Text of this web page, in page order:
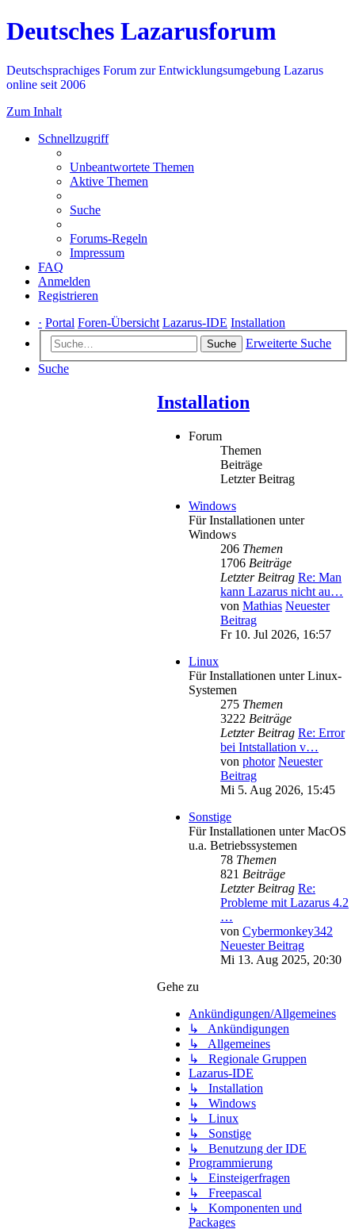
Deutsches Lazarusforum
Deutschsprachiges Forum zur Entwicklungsumgebung Lazarus
online seit 2006
Zum Inhalt
Schnellzugriff
Unbeantwortete Themen
Aktive Themen
Suche
Forums-Regeln
Impressum
FAQ
Anmelden
Registrieren
· Portal Foren-Übersicht Lazarus-IDE Installation
Suche
Erweiterte Suche
Suche
Installation
Forum
Themen
Beiträge
Letzter Beitrag
Windows
Für Installationen unter
Windows
206 Themen
1706 Beiträge
Letzter Beitrag Re: Man
kann Lazarus nicht au…
von Mathias Neuester
Beitrag
Fr 10. Jul 2026, 16:57
Linux
Für Installationen unter Linux-
Systemen
275 Themen
3222 Beiträge
Letzter Beitrag Re: Error
bei Intstallation v…
von photor Neuester
Beitrag
Mi 5. Aug 2026, 15:45
Sonstige
Für Installationen unter MacOS
u.a. Betriebssystemen
78 Themen
821 Beiträge
Letzter Beitrag Re:
Probleme mit Lazarus 4.2
…
von Cybermonkey342
Neuester Beitrag
Mi 13. Aug 2025, 20:30
Gehe zu
Ankündigungen/Allgemeines
↳ Ankündigungen
↳ Allgemeines
↳ Regionale Gruppen
Lazarus-IDE
↳ Installation
↳ Windows
↳ Linux
↳ Sonstige
↳ Benutzung der IDE
Programmierung
↳ Einsteigerfragen
↳ Freepascal
↳ Komponenten und
Packages